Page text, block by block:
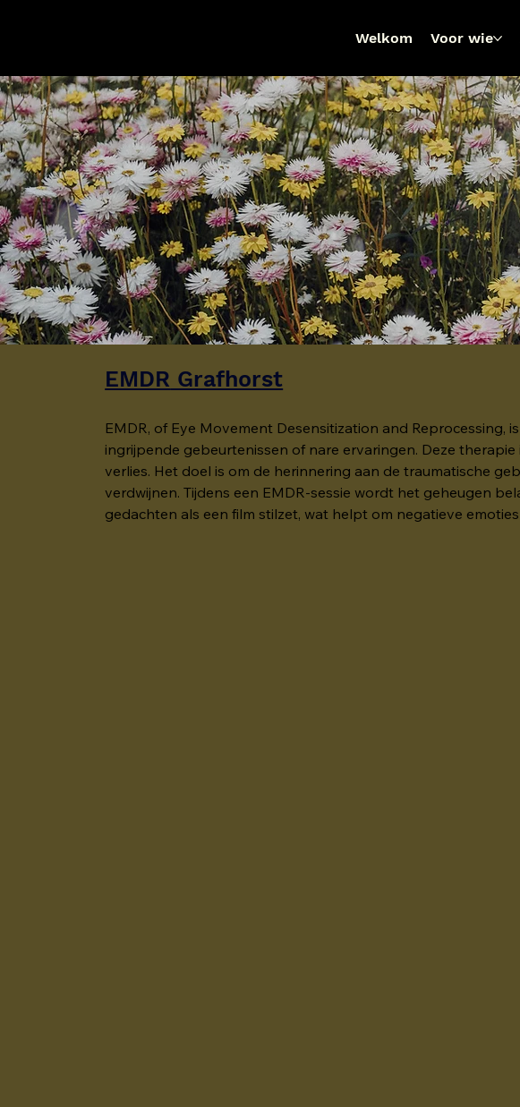
Welkom Voor wie
EMDR Grafhorst
EMDR, of Eye Movement Desensitization and
ingrijpende gebeurtenissen of nare ervaringen. Deze
verlies. Het doel is om de herinnering aan de traumatische
verdwijnen. Tijdens een EMDR-sessie wordt het geheugen
gedachten als een film stilzet, wat helpt om negatieve